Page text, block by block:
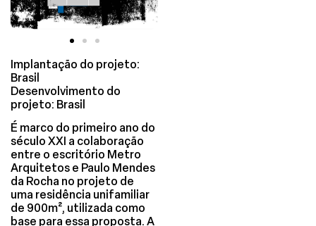
Implantação do projeto:
Brasil
Desenvolvimento do
projeto: Brasil
É marco do primeiro ano do
século XXI a colaboração
entre o escritório Metro
Arquitetos e Paulo Mendes
da Rocha no projeto de
uma residência unifamiliar
de 900m², utilizada como
base para essa proposta. A